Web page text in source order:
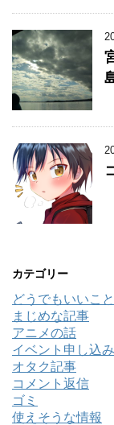
カテゴリー
どうでもいいこと
まじめな記事
アニメの話
イベント申し込
オタク記事
コメント返信
ゴミ
使えそうな情報